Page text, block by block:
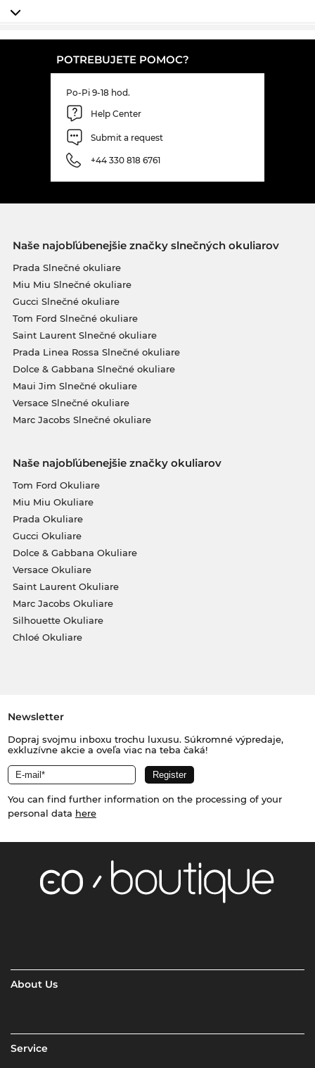
POTREBUJETE POMOC?
Po-Pi 9-18 hod.
Help Center
Submit a request
+44 330 818 6761
Naše najobľúbenejšie značky slnečných okuliarov
Prada Slnečné okuliare
Miu Miu Slnečné okuliare
Gucci Slnečné okuliare
Tom Ford Slnečné okuliare
Saint Laurent Slnečné okuliare
Prada Linea Rossa Slnečné okuliare
Dolce & Gabbana Slnečné okuliare
Maui Jim Slnečné okuliare
Versace Slnečné okuliare
Marc Jacobs Slnečné okuliare
Naše najobľúbenejšie značky okuliarov
Tom Ford Okuliare
Miu Miu Okuliare
Prada Okuliare
Gucci Okuliare
Dolce & Gabbana Okuliare
Versace Okuliare
Saint Laurent Okuliare
Marc Jacobs Okuliare
Silhouette Okuliare
Chloé Okuliare
Newsletter
Dopraj svojmu inboxu trochu luxusu. Súkromné výpredaje,
exkluzívne akcie a oveľa viac na teba čaká!
You can find further information on the processing of your
personal data here
About Us
Service